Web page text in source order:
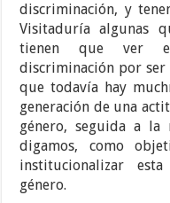
discriminación, y
Visitaduría algunas
tienen que ver
discriminación por ser
que todavía hay
generación de una
género, seguida a la
digamos, como
institucionalizar
género.